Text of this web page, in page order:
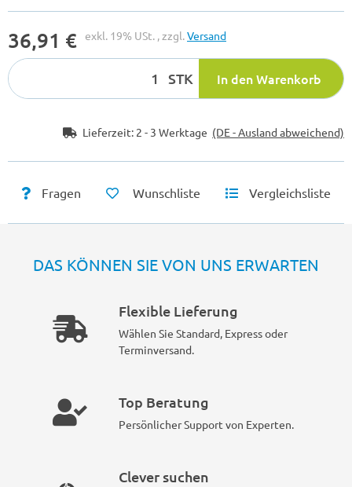
36,91 € exkl. 19% USt. , zzgl.Versand
STK In den Warenkorb
Lieferzeit: 2 - 3 Werktage (DE - Ausland abweichend)
Fragen Wunschliste Vergleichsliste
DAS KÖNNEN SIE VON UNS ERWARTEN
Flexible Lieferung
Wählen Sie Standard, Express oder
Terminversand.
Top Beratung
Persönlicher Support von Experten.
Clever suchen